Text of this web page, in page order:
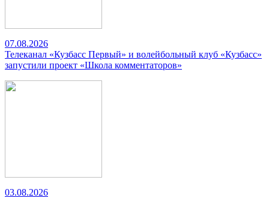
07.08.2026
Телеканал «Кузбасс Первый» и волейбольный клуб «Кузбасс»
запустили проект «Школа комментаторов»
03.08.2026